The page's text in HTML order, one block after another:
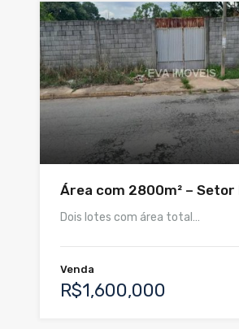
Área com 2800m² – Setor
Dois lotes com área total…
Venda
R$1,600,000